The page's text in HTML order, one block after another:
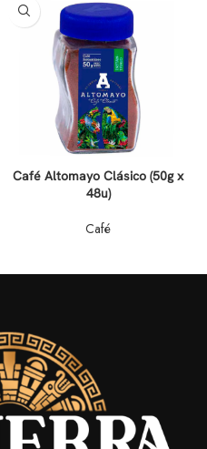
Café Altomayo Clásico (50g x
48u)
Café